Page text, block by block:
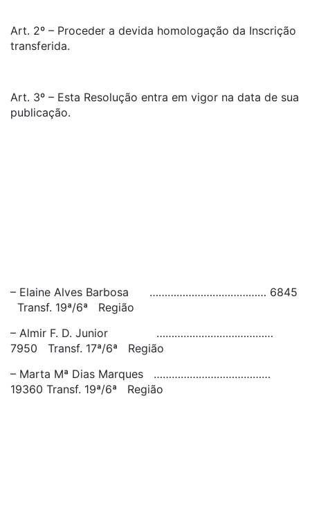
Art. 2º – Proceder a devida homologação da Inscrição
transferida.
Art. 3º – Esta Resolução entra em vigor na data de sua
publicação.
– Elaine Alves Barbosa ………………………………… 6845
Transf. 19ª/6ª Região
– Almir F. D. Junior …………………………………
7950 Transf. 17ª/6ª Região
– Marta Mª Dias Marques …………………………………
19360 Transf. 19ª/6ª Região